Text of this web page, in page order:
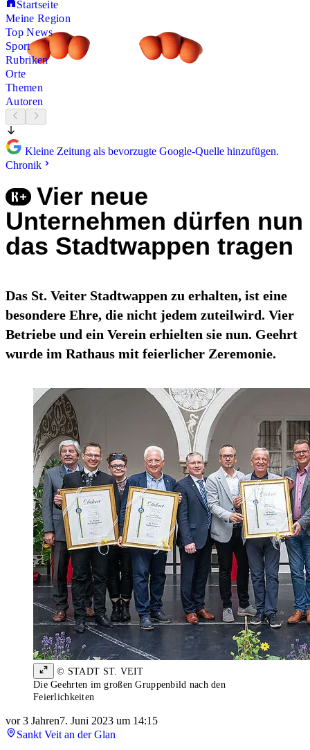
Startseite
Meine Region
Top News
Sport
Rubriken
Orte
Themen
Autoren
Kleine Zeitung als bevorzugte Google-Quelle hinzufügen.
Chronik
Vier neue
Unternehmen dürfen nun
das Stadtwappen tragen
Das St. Veiter Stadtwappen zu erhalten, ist eine
besondere Ehre, die nicht jedem zuteilwird. Vier
Betriebe und ein Verein erhielten sie nun. Geehrt
wurde im Rathaus mit feierlicher Zeremonie.
© STADT ST. VEIT
Die Geehrten im großen Gruppenbild nach den
Feierlichkeiten
vor 3 Jahren7. Juni 2023 um 14:15
Sankt Veit an der Glan